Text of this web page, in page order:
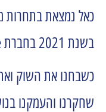
כאל נמצאת בתחרות
בשנת 2021 בחברת Delloite על מנת לגבש אסטרטגיה עסקית שתאפשר לנו להמשיך להוביל ולשגשג. כחלק מהאסטרטגיה נבחר ניהול העכשווי כציר מרכזי.
כשבחנו את השוק
שחקרנו והעמקנו